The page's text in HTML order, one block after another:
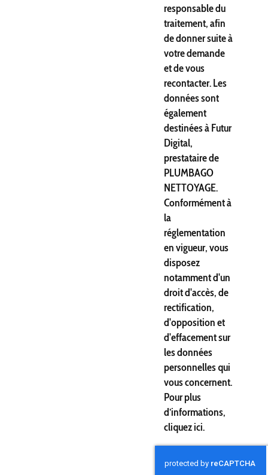
responsable du
traitement, afin
de donner suite à
votre demande
et de vous
recontacter. Les
données sont
également
destinées à Futur
Digital,
prestataire de
PLUMBAGO
NETTOYAGE.
Conformément à
la
réglementation
en vigueur, vous
disposez
notamment d'un
droit d'accès, de
rectification,
d'opposition et
d'effacement sur
les données
personnelles qui
vous concernent.
Pour plus
d’informations,
cliquezici.